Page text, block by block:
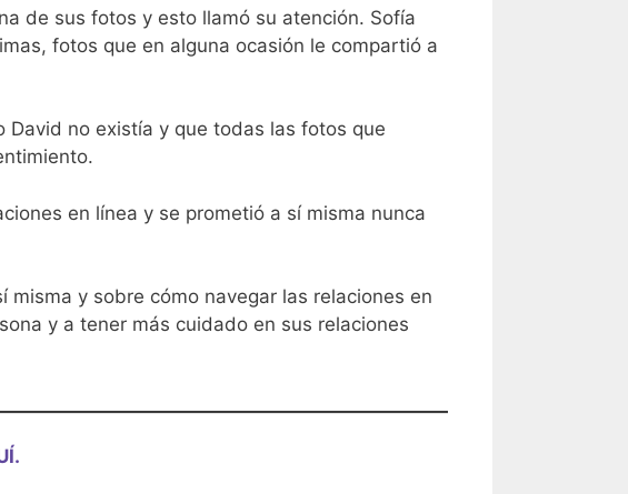
de sus fotos y esto llamó su atención. Sofía
fotos que en alguna ocasión le compartió a
no existía y que todas las fotos que
en línea y se prometió a sí misma nunca
y sobre cómo navegar las relaciones en
y a tener más cuidado en sus relaciones